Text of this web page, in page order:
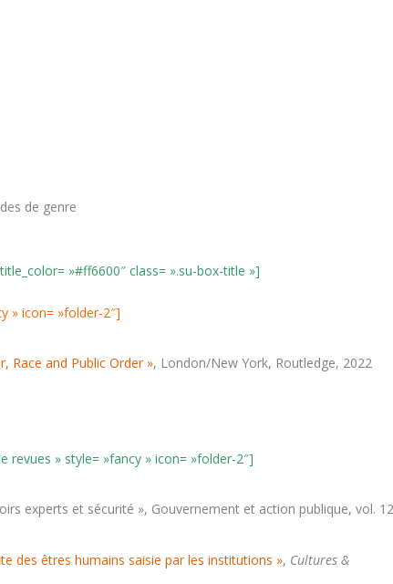
de genre
»#ff6600″ class= ».su-box-title »]
» icon= »folder-2″]
Race and Public Order », London/New York, Routledge, 2022
revues » style= »fancy » icon= »folder-2″]
experts et sécurité », Gouvernement et action publique, vol.
des êtres humains saisie par les institutions », Cultures &